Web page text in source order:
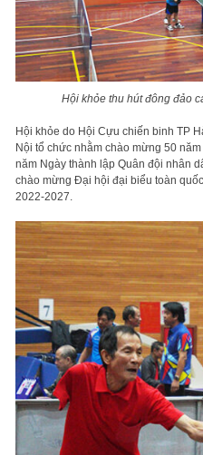
Hội khỏe thu hút đông đảo
Hội khỏe do Hội Cựu chiến binh TP
Nội tổ chức nhằm chào mừng 50
năm Ngày thành lập Quân đội nhân
chào mừng Đại hội đại biểu toàn
2022-2027.